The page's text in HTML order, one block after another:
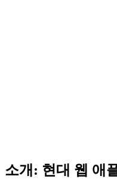
소개: 현대 웹 애